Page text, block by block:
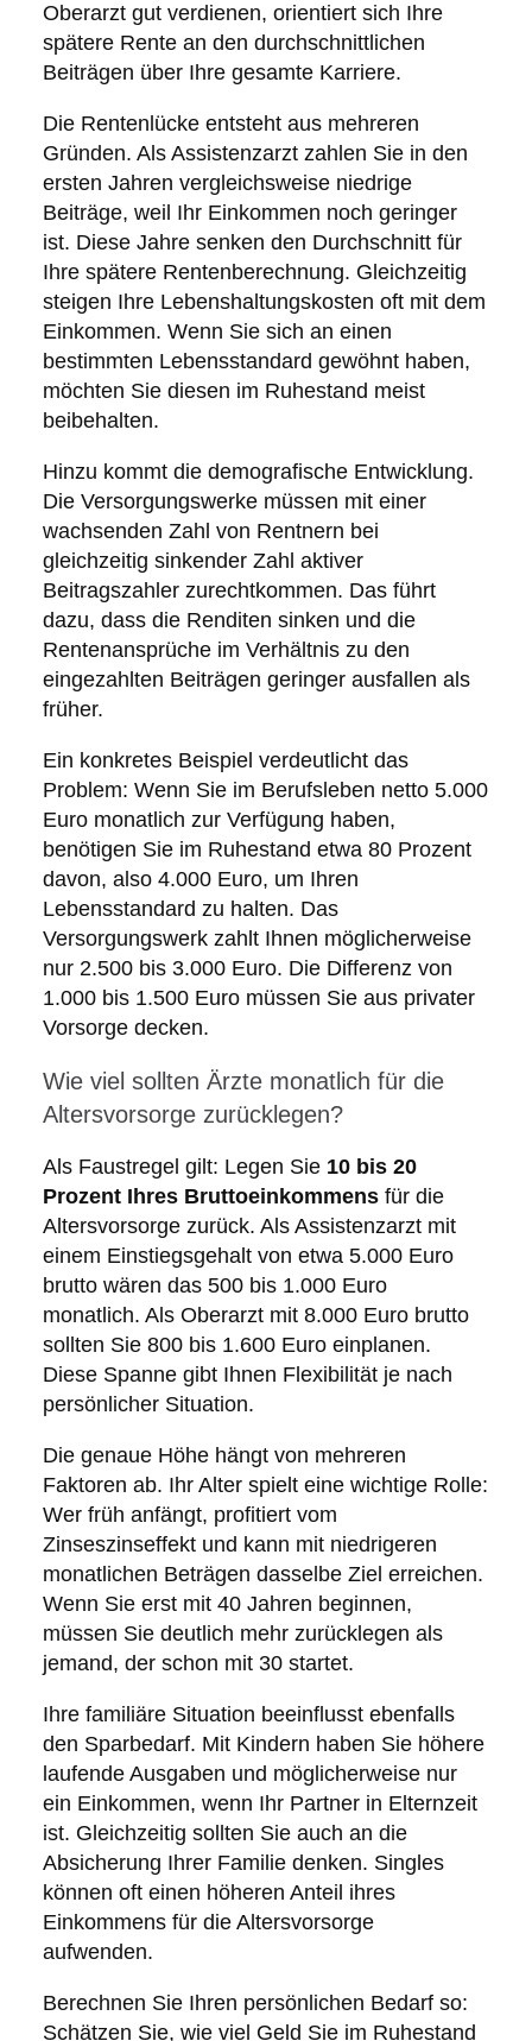
Oberarzt gut verdienen, orientiert sich Ihre
spätere Rente an den durchschnittlichen
Beiträgen über Ihre gesamte Karriere.
Die Rentenlücke entsteht aus mehreren
Gründen. Als Assistenzarzt zahlen Sie in den
ersten Jahren vergleichsweise niedrige
Beiträge, weil Ihr Einkommen noch geringer
ist. Diese Jahre senken den Durchschnitt für
Ihre spätere Rentenberechnung. Gleichzeitig
steigen Ihre Lebenshaltungskosten oft mit dem
Einkommen. Wenn Sie sich an einen
bestimmten Lebensstandard gewöhnt haben,
möchten Sie diesen im Ruhestand meist
beibehalten.
Hinzu kommt die demografische Entwicklung.
Die Versorgungswerke müssen mit einer
wachsenden Zahl von Rentnern bei
gleichzeitig sinkender Zahl aktiver
Beitragszahler zurechtkommen. Das führt
dazu, dass die Renditen sinken und die
Rentenansprüche im Verhältnis zu den
eingezahlten Beiträgen geringer ausfallen als
früher.
Ein konkretes Beispiel verdeutlicht das
Problem: Wenn Sie im Berufsleben netto 5.000
Euro monatlich zur Verfügung haben,
benötigen Sie im Ruhestand etwa 80 Prozent
davon, also 4.000 Euro, um Ihren
Lebensstandard zu halten. Das
Versorgungswerk zahlt Ihnen möglicherweise
nur 2.500 bis 3.000 Euro. Die Differenz von
1.000 bis 1.500 Euro müssen Sie aus privater
Vorsorge decken.
Wie viel sollten Ärzte monatlich für die
Altersvorsorge zurücklegen?
Als Faustregel gilt: Legen Sie 10 bis 20
Prozent Ihres Bruttoeinkommensfür die
Altersvorsorge zurück. Als Assistenzarzt mit
einem Einstiegsgehalt von etwa 5.000 Euro
brutto wären das 500 bis 1.000 Euro
monatlich. Als Oberarzt mit 8.000 Euro brutto
sollten Sie 800 bis 1.600 Euro einplanen.
Diese Spanne gibt Ihnen Flexibilität je nach
persönlicher Situation.
Die genaue Höhe hängt von mehreren
Faktoren ab. Ihr Alter spielt eine wichtige Rolle:
Wer früh anfängt, profitiert vom
Zinseszinseffekt und kann mit niedrigeren
monatlichen Beträgen dasselbe Ziel erreichen.
Wenn Sie erst mit 40 Jahren beginnen,
müssen Sie deutlich mehr zurücklegen als
jemand, der schon mit 30 startet.
Ihre familiäre Situation beeinflusst ebenfalls
den Sparbedarf. Mit Kindern haben Sie höhere
laufende Ausgaben und möglicherweise nur
ein Einkommen, wenn Ihr Partner in Elternzeit
ist. Gleichzeitig sollten Sie auch an die
Absicherung Ihrer Familie denken. Singles
können oft einen höheren Anteil ihres
Einkommens für die Altersvorsorge
aufwenden.
Berechnen Sie Ihren persönlichen Bedarf so:
Schätzen Sie, wie viel Geld Sie im Ruhestand